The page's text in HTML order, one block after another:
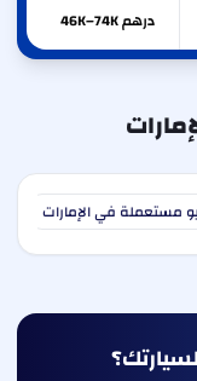
درهم 46K–74K
مستعملة في الإمارات